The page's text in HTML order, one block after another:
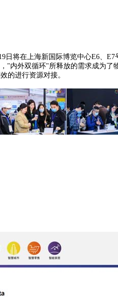
将在上海新国际博览中心E6、
内外双循环"所释放的需求成为
的进行资源对接。